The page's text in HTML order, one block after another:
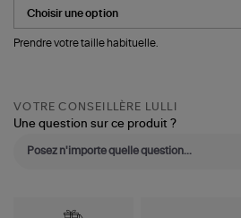
Prendre votre taille habituelle.
VOTRE CONSEILLÈRE LULLI
Une question sur ce produit ?